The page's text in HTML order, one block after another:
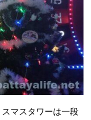
マスタワーは一段